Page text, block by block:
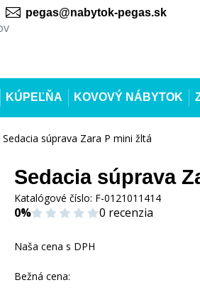
pegas@nabytok-pegas.sk
KÚPEĽŇA KOVOVÝ NÁBYTOK
Sedacia súprava Zara P mini žltá
Sedacia súprava
Katalógové číslo: F-0121011414
0% 0 recenzia
Naša cena s DPH
Bežná cena: